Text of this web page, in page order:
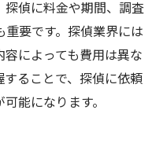
探偵に料金や期間、調査
要です。探偵業界には
によっても費用は異な
ることで、探偵に依頼
能になります。